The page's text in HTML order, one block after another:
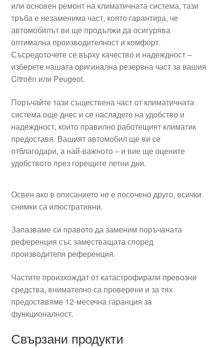
или основен ремонт на климатичната система, тази
тръба е незаменима част, която гарантира, че
автомобилът ви ще продължи да осигурява
оптимална производителност и комфорт.
Съсредоточете се върху качество и надеждност –
изберете нашата оригинална резервна част за вашия
Citroën или Peugeot.
Поръчайте тази съществена част от климатичната
система още днес и се насладете на удобство и
надеждност, които правилно работещият климатик
предоставя. Вашият автомобил ще ви се
отблагодари, а най-важното – и вие ще оцените
удобството през горещите летни дни.
Освен ако в описанието не е посочено друго, всички
снимки са илюстративни.
Запазваме си правото да заменим поръчаната
референция със заместващата според
производителя референция.
Частите произхождат от катастрофирали превозни
средства, внимателно са проверени и за тях
предоставяме 12-месечна гаранция за
функционалност.
Свързани продукти